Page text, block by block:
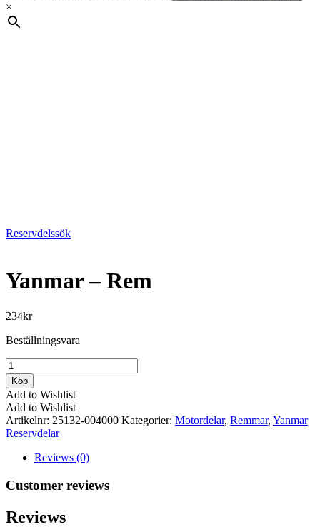
×
Reservdelssök
Yanmar – Rem
234kr
Beställningsvara
Yanmar
-
Rem
mängd
Köp
Add to Wishlist
Add to Wishlist
Artikelnr: 25132-004000 Kategorier: Motordelar, Remmar, Yanmar
Reservdelar
Reviews (0)
Customer reviews
Reviews